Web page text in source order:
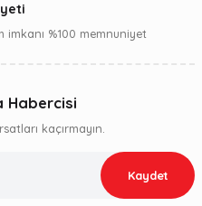
%100 memnuniyet
Habercisi
kaçırmayın.
Kaydet